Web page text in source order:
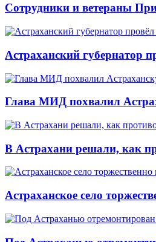
Сотрудники и ветераны
Астраханский губернатор
Глава МИД похвалил
В Астрахани решали, как
Астраханское село